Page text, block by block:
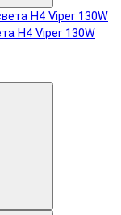
H4 Viper 130W